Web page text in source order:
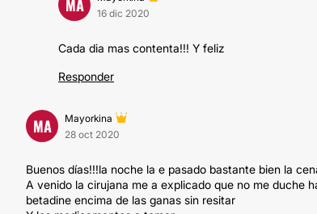
MA
16 dic 2020
Cada dia mas contenta!!! Y feliz
Responder
MA
Mayorkina
28 oct 2020
Buenos días!!!la noche la e pasado bastante bien la
A venido la cirujana me a explicado que no me duche
betadine encima de las ganas sin resitar